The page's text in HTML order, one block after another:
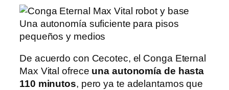
Una autonomía suficiente para pisos
pequeños y medios
De acuerdo con Cecotec, el Conga Eternal
Max Vital ofrece una autonomía de hasta
110 minutos, pero ya te adelantamos que